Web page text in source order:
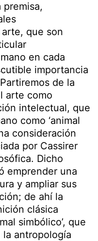
que son
en cada
importancia
de la
arte como
intelectual, que
como ‘animal
consideración
por Cassirer
Dicho
emprender una
y ampliar sus
de ahí la
clásica
simbólico’, que
antropología